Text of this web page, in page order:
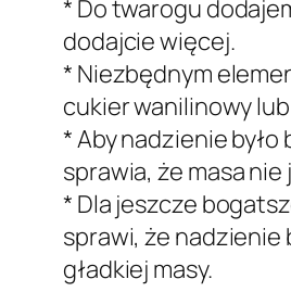
* Do twarogu
dodajcie więcej.
* Niezbędnym
cukier wanilinowy
* Aby nadzienie było
sprawia, że masa
* Dla jeszcze
sprawi, że nadzienie
gładkiej masy.